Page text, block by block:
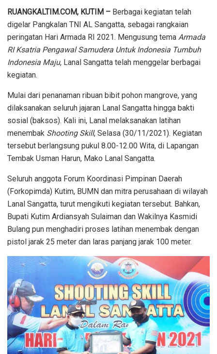
RUANGKALTIM.COM, KUTIM – Berbagai kegiatan telah
digelar Pangkalan TNI AL Sangatta, sebagai rangkaian
peringatan Hari Armada RI 2021. Mengusung tema Armada
RI Ksatria Pengawal Samudera Untuk Indonesia Tumbuh
Indonesia Maju, Lanal Sangatta telah menggelar berbagai
kegiatan.
Mulai dari penanaman ribuan bibit pohon mangrove, yang
dilaksanakan seluruh jajaran Lanal Sangatta hingga bakti
sosial (baksos). Kali ini, Lanal melaksanakan latihan
menembak Shooting Skill, Selasa (30/11/2021). Kegiatan
tersebut berlangsung pukul 8.00-12.00 Wita, di Lapangan
Tembak Usman Harun, Mako Lanal Sangatta.
Seluruh anggota Forum Koordinasi Pimpinan Daerah
(Forkopimda) Kutim, BUMN dan mitra perusahaan di wilayah
Lanal Sangatta, turut mengikuti kegiatan tersebut. Bahkan,
Bupati Kutim Ardiansyah Sulaiman dan Wakilnya Kasmidi
Bulang pun menghadiri proses latihan menembak dengan
pistol jarak 25 meter dan laras panjang jarak 100 meter.